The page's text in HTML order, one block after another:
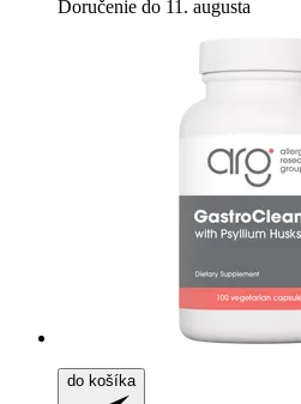
Doručenie do 11. augusta
do košíka